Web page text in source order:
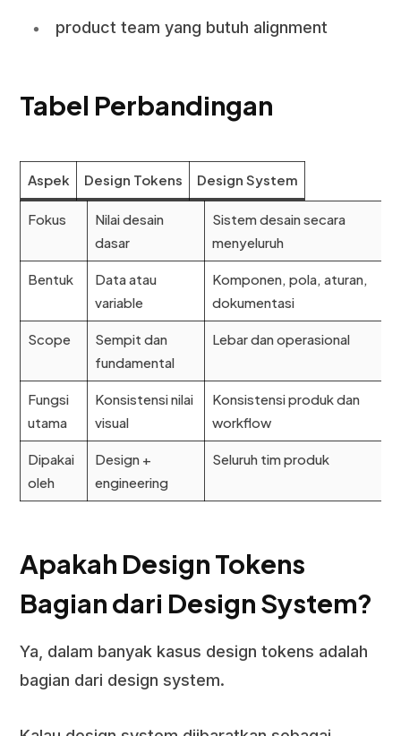
product team yang butuh alignment
Tabel Perbandingan
Aspek Design Tokens Design System
Fokus
Nilai desain
dasar
Sistem desain secara
menyeluruh
Bentuk
Data atau
variable
Komponen, pola, aturan,
dokumentasi
Scope
Sempit dan
fundamental
Lebar dan operasional
Fungsi
utama
Konsistensi nilai
visual
Konsistensi produk dan
workflow
Dipakai
oleh
Design +
engineering
Seluruh tim produk
Apakah Design Tokens
Bagian dari Design System?
Ya, dalam banyak kasus design tokens adalah
bagian dari design system.